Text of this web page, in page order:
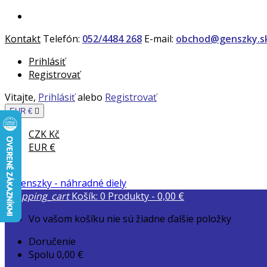
Kontakt Telefón: 052/4484 268 E-mail:
Prihlásiť
Registrovať
Vitajte, Prihlásiťalebo Registrovať
EUR € 
CZK Kč
EUR €
shopping_cart Košík: 0 Produkty - 0,00 €
Vo vašom košíku nie sú žiadne ďalšie položky
Doručenie
Spolu 0,00 €